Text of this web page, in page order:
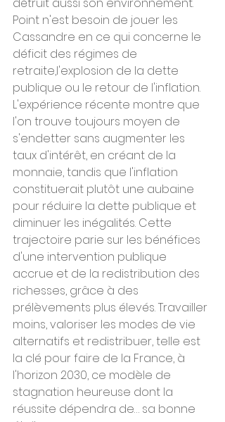
Point n'est besoin de jouer les
Cassandre en ce qui concerne le
déficit des régimes de
retraite,l'explosion de la dette
publique ou le retour de l'inflation.
L'expérience récente montre que
l'on trouve toujours moyen de
s'endetter sans augmenter les
taux d'intérêt, en créant de la
monnaie, tandis que l'inflation
constituerait plutôt une aubaine
pour réduire la dette publique et
diminuer les inégalités. Cette
trajectoire parie sur les bénéfices
d'une intervention publique
accrue et de la redistribution des
richesses, grâce à des
prélèvements plus élevés. Travailler
moins, valoriser les modes de vie
alternatifs et redistribuer, telle est
la clé pour faire de la France, à
l'horizon 2030, ce modèle de
stagnation heureuse dont la
réussite dépendra de… sa bonne